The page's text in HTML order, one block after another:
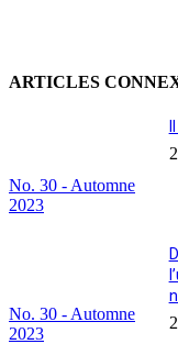
ARTICLES
No. 30 - Automne
2023
No. 30 - Automne
2023